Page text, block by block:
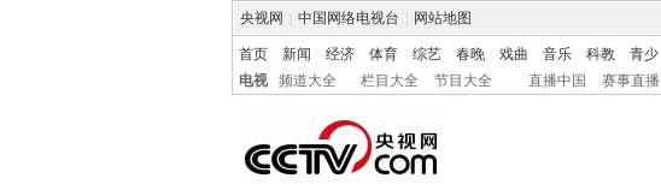
央视网 中国网络电视台 网站地图
首页 新闻 经济 体育 综艺 春晚 戏曲 音乐 科教 青少
电视
频道大全 栏目大全 节目大全 直播中国 赛事直播